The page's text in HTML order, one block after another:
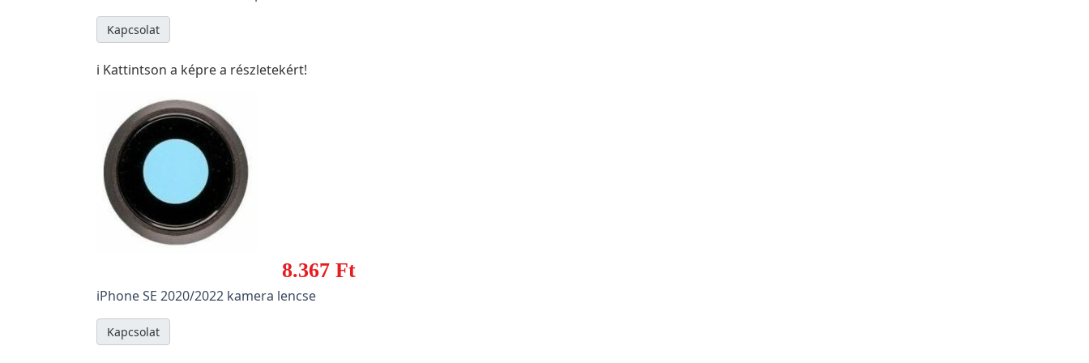
Kapcsolat
ℹ️ Kattintson a képre a részletekért!
8.367 Ft
iPhone SE 2020/2022 kamera lencse
Kapcsolat